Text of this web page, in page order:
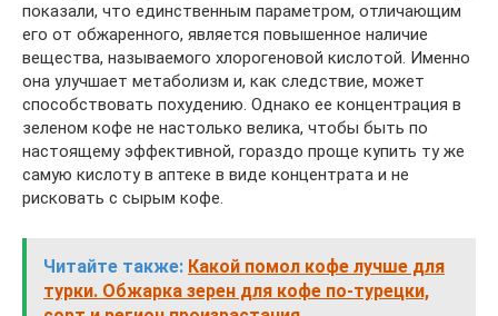
показали, что единственным параметром, отличающим
его от обжаренного, является повышенное наличие
вещества, называемого хлорогеновой кислотой. Именно
она улучшает метаболизм и, как следствие, может
способствовать похудению. Однако ее концентрация в
зеленом кофе не настолько велика, чтобы быть по
настоящему эффективной, гораздо проще купить ту же
самую кислоту в аптеке в виде концентрата и не
рисковать с сырым кофе.
Читайте также: Какой помол кофе лучше для
турки. Обжарка зерен для кофе по-турецки,